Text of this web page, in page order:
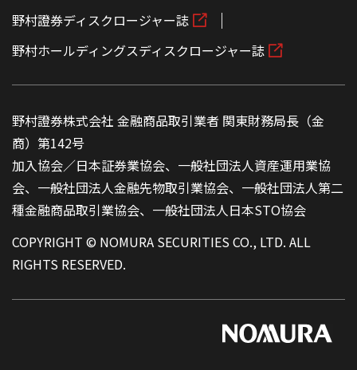
野村證券ディスクロージャー誌
野村ホールディングスディスクロージャー誌
野村證券株式会社 金融商品取引業者 関東財務局長（金
商）第142号
加入協会／日本証券業協会、一般社団法人資産運用業協
会、一般社団法人金融先物取引業協会、一般社団法人第二
種金融商品取引業協会、一般社団法人日本STO協会
COPYRIGHT © NOMURA SECURITIES CO., LTD. ALL
RIGHTS RESERVED.